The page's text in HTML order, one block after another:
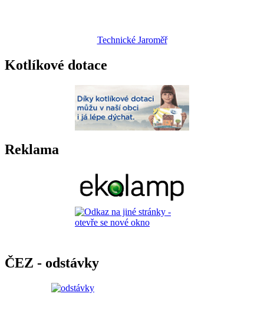
Technické Jaroměř
Kotlíkové dotace
Reklama
ČEZ - odstávky